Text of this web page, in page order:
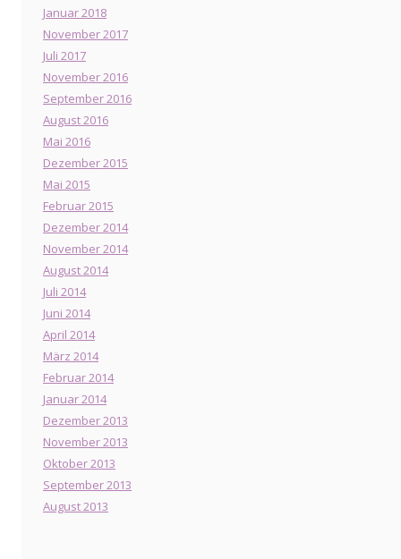
Januar 2018
November 2017
Juli 2017
November 2016
September 2016
August 2016
Mai 2016
Dezember 2015
Mai 2015
Februar 2015
Dezember 2014
November 2014
August 2014
Juli 2014
Juni 2014
April 2014
März 2014
Februar 2014
Januar 2014
Dezember 2013
November 2013
Oktober 2013
September 2013
August 2013